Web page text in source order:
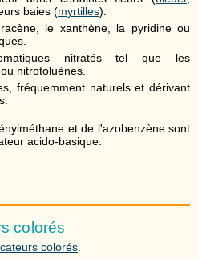
baies (myrtilles).
le xanthène, la pyridine ou
nitratés tel que les
nitrotoluènes.
fréquemment naturels et dérivant
et de l'azobenzène sont
acido-basique.
colorés
colorés.